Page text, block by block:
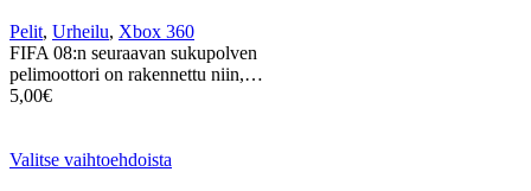
Pelit, Urheilu, Xbox 360
FIFA 08:n seuraavan sukupolven
pelimoottori on rakennettu niin,…
5,00€
Valitse vaihtoehdoista